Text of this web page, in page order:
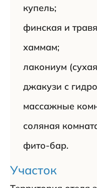
купель;
финская и
хаммам;
лакониум
джакузи с
массажные
соляная
фито-бар.
Участок